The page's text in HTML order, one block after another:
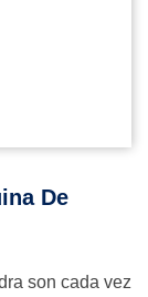
De
son cada vez